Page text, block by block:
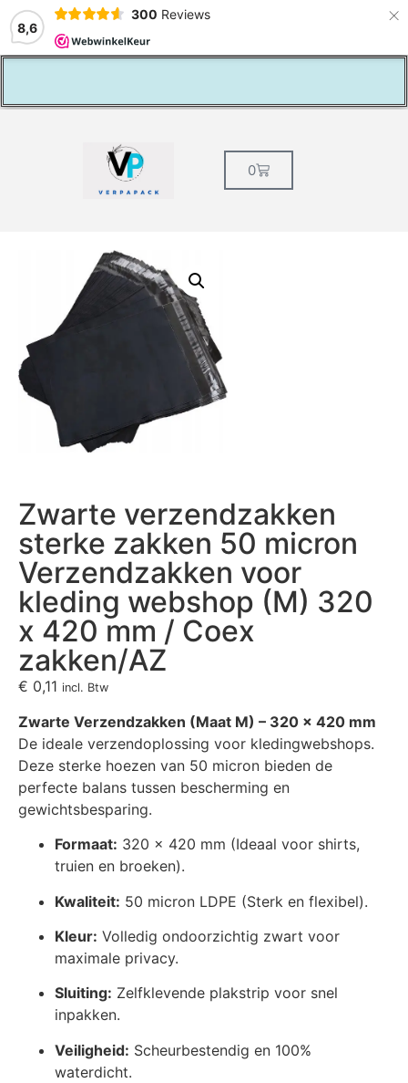
8,6
300 Reviews ×
0
Zwarte verzendzakken
sterke zakken 50 micron
Verzendzakken voor
kleding webshop (M) 320
x 420 mm / Coex
zakken/AZ
€ 0,11 incl. Btw
Zwarte Verzendzakken (Maat M) – 320 x 420 mm
De ideale verzendoplossing voor kledingwebshops.
Deze sterke hoezen van 50 micron bieden de
perfecte balans tussen bescherming en
gewichtsbesparing.
Formaat: 320 x 420 mm (Ideaal voor shirts,
truien en broeken).
Kwaliteit: 50 micron LDPE (Sterk en flexibel).
Kleur: Volledig ondoorzichtig zwart voor
maximale privacy.
Sluiting: Zelfklevende plakstrip voor snel
inpakken.
Veiligheid: Scheurbestendig en 100%
waterdicht.